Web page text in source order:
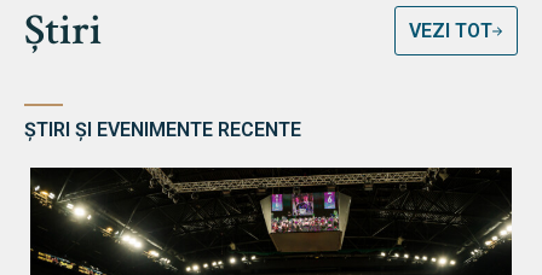
Știri VEZI TOT
ȘTIRI ȘI EVENIMENTE RECENTE